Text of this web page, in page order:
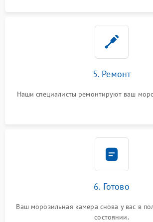
5. Ремонт
Наши специалисты ремонтируют ваш
6. Готово
Ваш морозильная камера снова у вас в
состоянии.